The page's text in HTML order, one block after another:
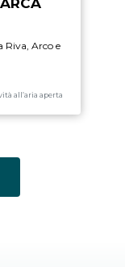
Riva, Arco e
esperienza
all’aria aperta